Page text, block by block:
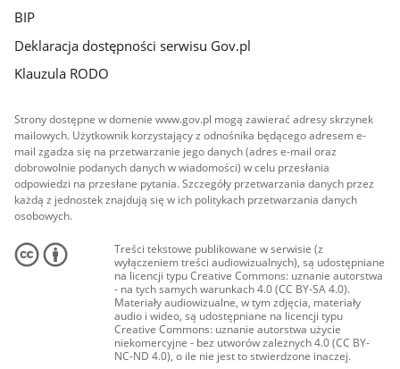
BIP
Deklaracja dostępności serwisu Gov.pl
Klauzula RODO
Strony dostępne w domenie www.gov.pl mogą zawierać adresy skrzynek
mailowych. Użytkownik korzystający z odnośnika będącego adresem e-
mail zgadza się na przetwarzanie jego danych (adres e-mail oraz
dobrowolnie podanych danych w wiadomości) w celu przesłania
odpowiedzi na przesłane pytania. Szczegóły przetwarzania danych przez
każdą z jednostek znajdują się w ich politykach przetwarzania danych
osobowych.
Treści tekstowe publikowane w serwisie (z
wyłączeniem treści audiowizualnych), są udostępniane
na licencji typu Creative Commons: uznanie autorstwa
- na tych samych warunkach 4.0 (CC BY-SA 4.0).
Materiały audiowizualne, w tym zdjęcia, materiały
audio i wideo, są udostępniane na licencji typu
Creative Commons: uznanie autorstwa użycie
niekomercyjne - bez utworów zależnych 4.0 (CC BY-
NC-ND 4.0), o ile nie jest to stwierdzone inaczej.